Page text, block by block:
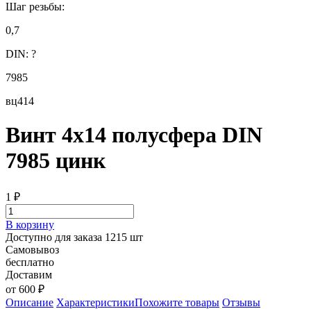
Шаг резьбы:
0,7
DIN: ?
7985
вц414
Винт 4х14 полусфера DIN
7985 цинк
1 ₽
В корзину
Доступно для заказа 1215 шт
Самовывоз
бесплатно
Доставим
от 600 ₽
Описание ХарактеристикиПохожите товары Отзывы